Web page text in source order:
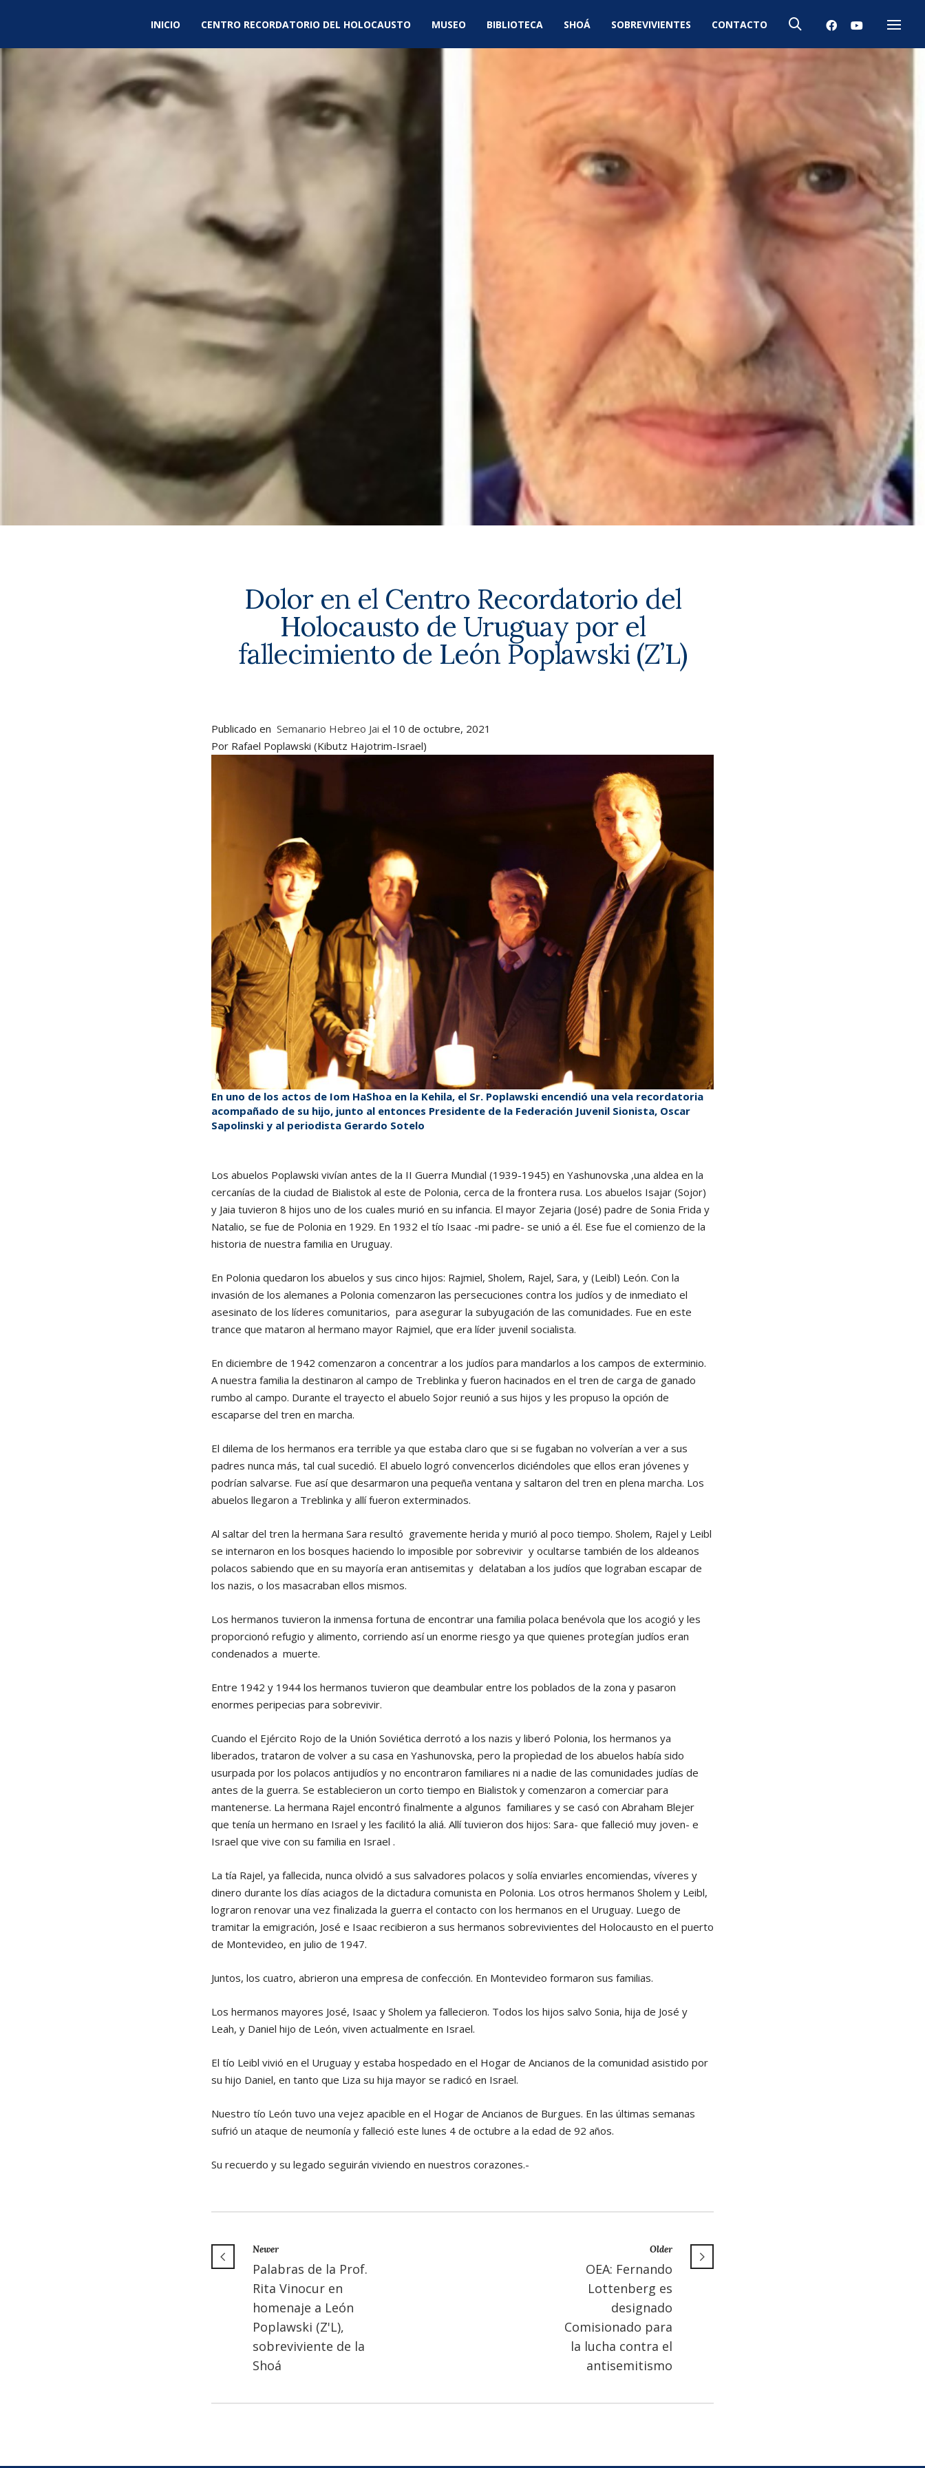
INICIO CENTRO RECORDATORIO DEL HOLOCAUSTO MUSEO BIBLIOTECA SHOÁ SOBREVIVIENTES CONTACTO
Menú
Dolor en el Centro Recordatorio del
Holocausto de Uruguay por el
fallecimiento de León Poplawski (Z’L)
Publicado en Semanario Hebreo Jai el 10 de octubre, 2021
Por Rafael Poplawski (Kibutz Hajotrim-Israel)
En uno de los actos de Iom HaShoa en la Kehila, el Sr. Poplawski encendió una vela recordatoria
acompañado de su hijo, junto al entonces Presidente de la Federación Juvenil Sionista, Oscar
Sapolinski y al periodista Gerardo Sotelo
Los abuelos Poplawski vivían antes de la II Guerra Mundial (1939-1945) en Yashunovska ,una aldea en la
cercanías de la ciudad de Bialistok al este de Polonia, cerca de la frontera rusa. Los abuelos Isajar (Sojor)
y Jaia tuvieron 8 hijos uno de los cuales murió en su infancia. El mayor Zejaria (José) padre de Sonia Frida y
Natalio, se fue de Polonia en 1929. En 1932 el tío Isaac -mi padre- se unió a él. Ese fue el comienzo de la
historia de nuestra familia en Uruguay.
En Polonia quedaron los abuelos y sus cinco hijos: Rajmiel, Sholem, Rajel, Sara, y (Leibl) León. Con la
invasión de los alemanes a Polonia comenzaron las persecuciones contra los judíos y de inmediato el
asesinato de los líderes comunitarios, para asegurar la subyugación de las comunidades. Fue en este
trance que mataron al hermano mayor Rajmiel, que era líder juvenil socialista.
En diciembre de 1942 comenzaron a concentrar a los judíos para mandarlos a los campos de exterminio.
A nuestra familia la destinaron al campo de Treblinka y fueron hacinados en el tren de carga de ganado
rumbo al campo. Durante el trayecto el abuelo Sojor reunió a sus hijos y les propuso la opción de
escaparse del tren en marcha.
El dilema de los hermanos era terrible ya que estaba claro que si se fugaban no volverían a ver a sus
padres nunca más, tal cual sucedió. El abuelo logró convencerlos diciéndoles que ellos eran jóvenes y
podrían salvarse. Fue así que desarmaron una pequeña ventana y saltaron del tren en plena marcha. Los
abuelos llegaron a Treblinka y allí fueron exterminados.
Al saltar del tren la hermana Sara resultó gravemente herida y murió al poco tiempo. Sholem, Rajel y Leibl
se internaron en los bosques haciendo lo imposible por sobrevivir y ocultarse también de los aldeanos
polacos sabiendo que en su mayoría eran antisemitas y delataban a los judíos que lograban escapar de
los nazis, o los masacraban ellos mismos.
Los hermanos tuvieron la inmensa fortuna de encontrar una familia polaca benévola que los acogió y les
proporcionó refugio y alimento, corriendo así un enorme riesgo ya que quienes protegían judíos eran
condenados a muerte.
Entre 1942 y 1944 los hermanos tuvieron que deambular entre los poblados de la zona y pasaron
enormes peripecias para sobrevivir.
Cuando el Ejército Rojo de la Unión Soviética derrotó a los nazis y liberó Polonia, los hermanos ya
liberados, trataron de volver a su casa en Yashunovska, pero la propìedad de los abuelos había sido
usurpada por los polacos antijudíos y no encontraron familiares ni a nadie de las comunidades judías de
antes de la guerra. Se establecieron un corto tiempo en Bialistok y comenzaron a comerciar para
mantenerse. La hermana Rajel encontró finalmente a algunos familiares y se casó con Abraham Blejer
que tenía un hermano en Israel y les facilitó la aliá. Allí tuvieron dos hijos: Sara- que falleció muy joven- e
Israel que vive con su familia en Israel .
La tía Rajel, ya fallecida, nunca olvidó a sus salvadores polacos y solía enviarles encomiendas, víveres y
dinero durante los días aciagos de la dictadura comunista en Polonia. Los otros hermanos Sholem y Leibl,
lograron renovar una vez finalizada la guerra el contacto con los hermanos en el Uruguay. Luego de
tramitar la emigración, José e Isaac recibieron a sus hermanos sobrevivientes del Holocausto en el puerto
de Montevideo, en julio de 1947.
Juntos, los cuatro, abrieron una empresa de confección. En Montevideo formaron sus familias.
Los hermanos mayores José, Isaac y Sholem ya fallecieron. Todos los hijos salvo Sonia, hija de José y
Leah, y Daniel hijo de León, viven actualmente en Israel.
El tío Leibl vivió en el Uruguay y estaba hospedado en el Hogar de Ancianos de la comunidad asistido por
su hijo Daniel, en tanto que Liza su hija mayor se radicó en Israel.
Nuestro tío León tuvo una vejez apacible en el Hogar de Ancianos de Burgues. En las últimas semanas
sufrió un ataque de neumonía y falleció este lunes 4 de octubre a la edad de 92 años.
Su recuerdo y su legado seguirán viviendo en nuestros corazones.-
Newer
Palabras de la Prof.
Rita Vinocur en
homenaje a León
Poplawski (Z'L),
sobreviviente de la
Shoá
Older
OEA: Fernando
Lottenberg es
designado
Comisionado para
la lucha contra el
antisemitismo